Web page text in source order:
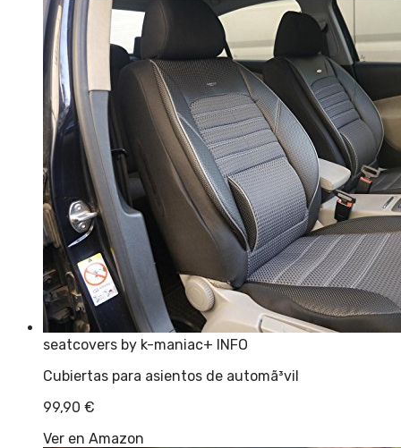
seatcovers by k-maniac+ INFO
Cubiertas para asientos de automã³vil
99,90 €
Ver en Amazon